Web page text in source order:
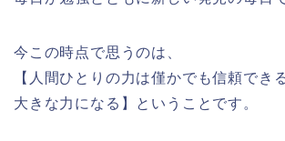
今この時点で思うのは、
【人間ひとりの力は僅かでも信頼でき
大きな力になる】ということです。